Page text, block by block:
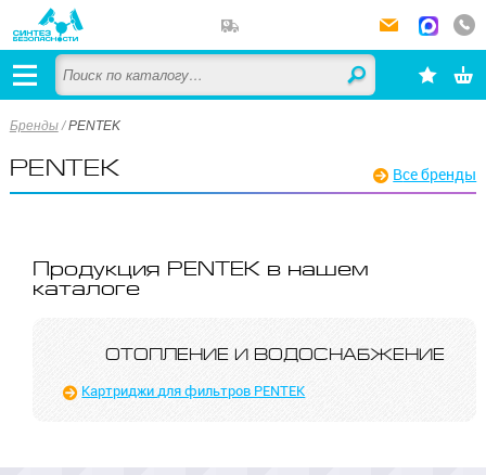
Бренды/PENTEK
PENTEK Все бренды
Продукция PENTEK в нашем
каталоге
ОТОПЛЕНИЕ И ВОДО­СНАБЖЕ­НИЕ
Картриджи для фильтров PENTEK